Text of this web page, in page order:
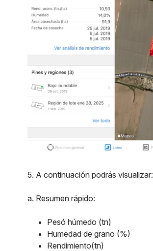
5. A continuación podrás visualizar:
a. Resumen rápido:
Pesó húmedo (tn)
Humedad de grano (%)
Rendimiento(tn)